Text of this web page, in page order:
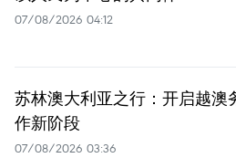
07/08/2026 04:12
苏林澳大利亚之行：开启越澳
作新阶段
07/08/2026 03:36